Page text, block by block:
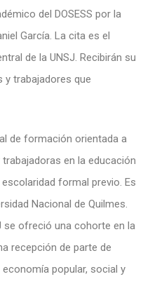
del DOSESS por la
García. La cita es el
de la UNSJ. Recibirán su
y trabajadores que
de formación orientada a
en la educación
formal previo. Es
Nacional de Quilmes.
se ofreció una cohorte en la
recepción de parte de
popular, social y